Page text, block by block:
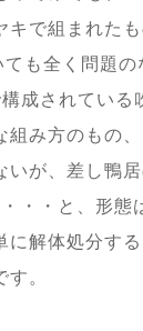
で組まれたも
も全く問題の
成されている
組み方のもの、
いが、差し鴨
・・と、形態
に解体処分す
。